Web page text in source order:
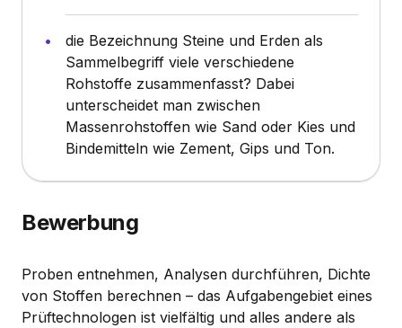
die Bezeichnung Steine und Erden als
Sammelbegriff viele verschiedene
Rohstoffe zusammenfasst? Dabei
unterscheidet man zwischen
Massenrohstoffen wie Sand oder Kies und
Bindemitteln wie Zement, Gips und Ton.
Bewerbung
Proben entnehmen, Analysen durchführen, Dichte
von Stoffen berechnen – das Aufgabengebiet eines
Prüftechnologen ist vielfältig und alles andere als